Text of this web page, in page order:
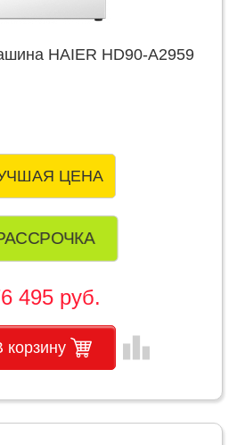
HAIER HD90-A2959
ЦЕНА
495 руб.
корзину leaderboard